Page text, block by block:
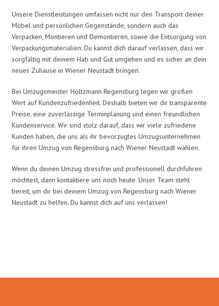
Unsere Dienstleistungen umfassen nicht nur den Transport deiner
Möbel und persönlichen Gegenstände, sondern auch das
Verpacken, Montieren und Demontieren, sowie die Entsorgung von
Verpackungsmaterialien. Du kannst dich darauf verlassen, dass wir
sorgfältig mit deinem Hab und Gut umgehen und es sicher an dein
neues Zuhause in Wiener Neustadt bringen.
Bei Umzugsmeister Holtzmann Regensburg legen wir großen
Wert auf Kundenzufriedenheit. Deshalb bieten wir dir transparente
Preise, eine zuverlässige Terminplanung und einen freundlichen
Kundenservice. Wir sind stolz darauf, dass wir viele zufriedene
Kunden haben, die uns als ihr bevorzugtes Umzugsunternehmen
für ihren Umzug von Regensburg nach Wiener Neustadt wählen.
Wenn du deinen Umzug stressfrei und professionell durchführen
möchtest, dann kontaktiere uns noch heute. Unser Team steht
bereit, um dir bei deinem Umzug von Regensburg nach Wiener
Neustadt zu helfen. Du kannst dich auf uns verlassen!